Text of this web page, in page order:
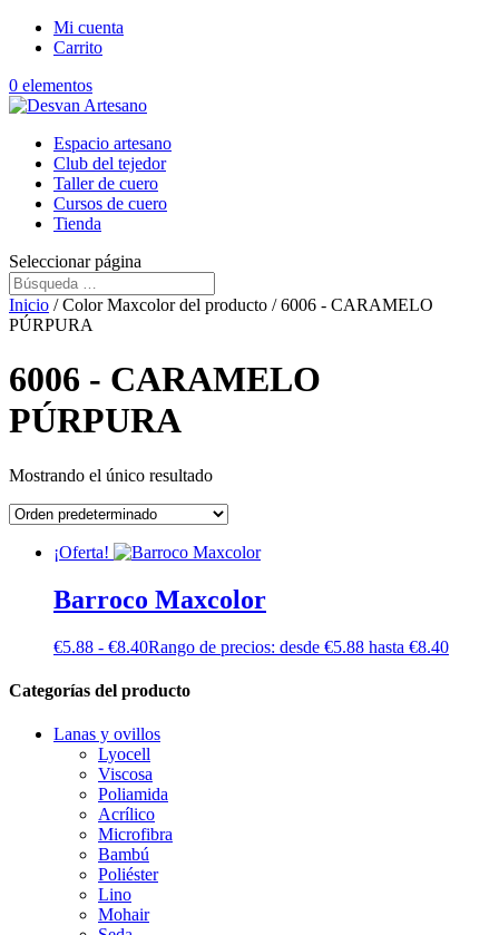
Mi cuenta
Carrito
0 elementos
Espacio artesano
Club del tejedor
Taller de cuero
Cursos de cuero
Tienda
Seleccionar página
Inicio / Color Maxcolor del producto / 6006 - CARAMELO
PÚRPURA
6006 - CARAMELO
PÚRPURA
Mostrando el único resultado
¡Oferta!
Barroco Maxcolor
€5.88 - €8.40Rango de precios: desde €5.88 hasta €8.40
Categorías del producto
Lanas y ovillos
Lyocell
Viscosa
Poliamida
Acrílico
Microfibra
Bambú
Poliéster
Lino
Mohair